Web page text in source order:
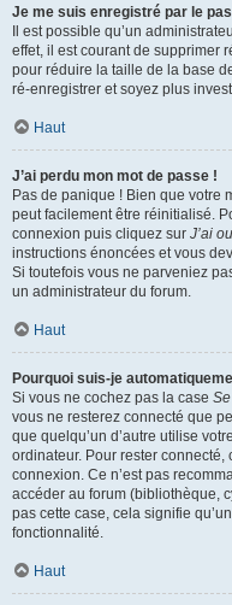
Je me suis enregistré par le
Il est possible qu’un
effet, il est courant de supprimer
pour réduire la taille de la base
ré-enregistrer et soyez plus
Haut
J’ai perdu mon mot de passe !
Pas de panique ! Bien que votre
peut facilement être réinitialisé.
connexion puis cliquez sur J’ai
instructions énoncées et vous
Si toutefois vous ne parveniez
un administrateur du forum.
Haut
Pourquoi suis-je
Si vous ne cochez pas la case
vous ne resterez connecté que
que quelqu’un d’autre utilise
ordinateur. Pour rester connecté,
connexion. Ce n’est pas
accéder au forum (bibliothèque,
pas cette case, cela signifie
fonctionnalité.
Haut